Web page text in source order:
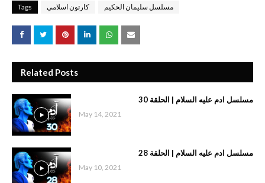
Tags كارتون اسلامي مسلسل سليمان الحكيم
Related Posts
مسلسل ادم عليه السلام | الحلقة 30
May 14, 2021
مسلسل ادم عليه السلام | الحلقة 28
May 10, 2021